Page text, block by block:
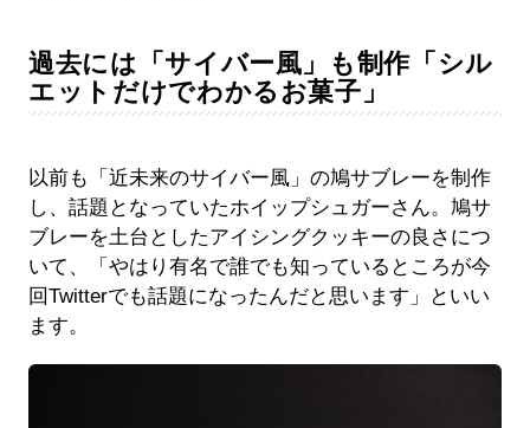
過去には「サイバー風」も制作「シル
エットだけでわかるお菓子」
以前も「近未来のサイバー風」の鳩サブレーを制作
し、話題となっていたホイップシュガーさん。鳩サ
ブレーを土台としたアイシングクッキーの良さにつ
いて、「やはり有名で誰でも知っているところが今
回Twitterでも話題になったんだと思います」といい
ます。